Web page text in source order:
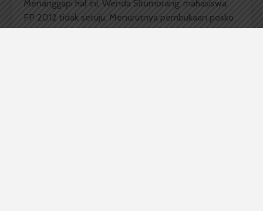
Menanggapi hal ini, Wenda Situmorang, mahasiswa
FP 2012 tidak setuju. Menurutnya pembukaan posko
pengaduan UKT FP harus dipercepat sebab banyak